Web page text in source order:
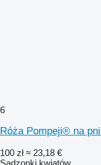
6
Róża Pompeji® na
100 zł ≈ 23,18 €
Sadzonki kwiatów